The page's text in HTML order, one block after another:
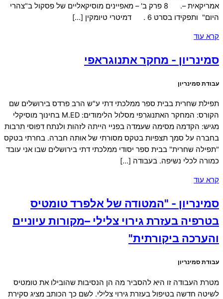
אמריקאית –. 8 פרק ב' – מאפיינים מוסיקאליים של פסקול ב"צהרי
היום" ותפקידו בסרט 6 . דמיטרי טיומקין […]
קרא עוד
סמינריון - מחקר אתנוגראפי
עבודת סמינריון
תפילת שחרית בבית ספר ממלכתי דתי ע"ש הרב פרדס בירושלים שם
הקורס: המחקר האתנוגרפי מסלול הלימודים: M.ED בחינוך מוסיקלי
מגיש: הקדמה מסימה שעמדה בפניי הייתה לזהות ולנתח דפוסי תרבות
בחברה על סמך תצפיות בטקס מסורתי של אותה חברה. בחרתי בטקס
"תפילה שחרית" בבית ספר יסודי ממלכתי דתי בירושלים שבו אני עובד
כמורה לכלי נשיפה. בעבודה […]
קרא עוד
סמינריון - "המטודה של אלפרד טומטיס
בטרפיה בעזרת גירוי צלילי –מקורות עיוניים
והערכה ביקורתית"
עבודת סמינריון
מטרת העבודה זו היא להסביר מה הן הנסיבות שהובילו את טומטיס
לשיטה חדשה בטיפול בעזרת גירוי צלילי. לשם כך הכותב מציג סקירת